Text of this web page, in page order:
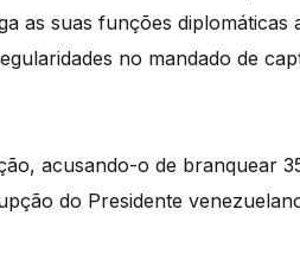
as suas funções diplomáticas
no mandado de
acusando-o de branquear
do Presidente